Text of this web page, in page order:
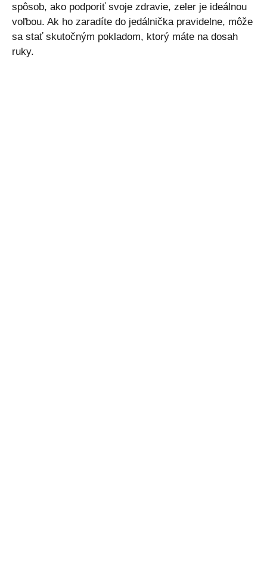
spôsob, ako podporiť svoje zdravie, zeler je ideálnou
voľbou. Ak ho zaradíte do jedálnička pravidelne, môže
sa stať skutočným pokladom, ktorý máte na dosah
ruky.